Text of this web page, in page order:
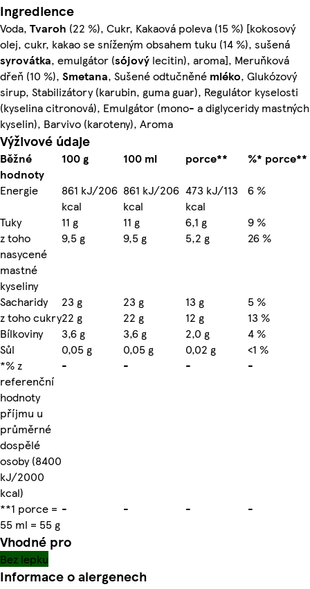
Ingredience
Voda, Tvaroh (22 %), Cukr, Kakaová poleva (15 %) [kokosový
olej, cukr, kakao se sníženým obsahem tuku (14 %), sušená
syrovátka, emulgátor (sójový lecitin), aroma], Meruňková
dřeň (10 %), Smetana, Sušené odtučněné mléko, Glukózový
sirup, Stabilizátory (karubin, guma guar), Regulátor kyselosti
(kyselina citronová), Emulgátor (mono- a diglyceridy mastných
kyselin), Barvivo (karoteny), Aroma
Výživové údaje
Běžné
hodnoty
100 g 100 ml porce**
%* porce**
Energie
861 kJ/206
kcal
861 kJ/206
kcal
473 kJ/113
kcal
6 %
Tuky
11 g 11 g 6,1 g
9 %
z toho
nasycené
mastné
kyseliny
9,5 g 9,5 g 5,2 g 26 %
Sacharidy 23 g 23 g 13 g
5 %
z toho cukry22 g 22 g 12 g
13 %
Bílkoviny
3,6 g 3,6 g 2,0 g
4 %
Sůl
0,05 g 0,05 g 0,02 g
<1 %
*% z
referenční
hodnoty
příjmu u
průměrné
dospělé
osoby (8400
kJ/2000
kcal)
- - - -
**1 porce =
55 ml = 55 g
- - - -
Vhodné pro
Bez lepku
Informace o alergenech